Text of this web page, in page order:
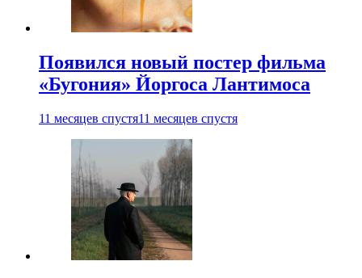
Появился новый постер фильма
«Бугония» Йоргоса Лантимоса
11 месяцев спустя11 месяцев спустя